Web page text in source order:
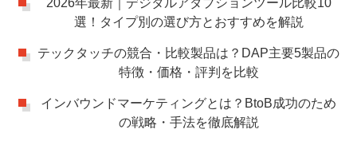
選！タイプ別の選び方とおすすめを解説
テックタッチの競合・比較製品は？DAP主要5製品の
特徴・価格・評判を比較
インバウンドマーケティングとは？BtoB成功のため
の戦略・手法を徹底解説